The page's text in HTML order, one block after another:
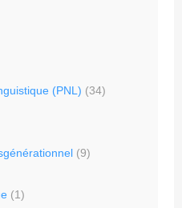
(PNL) (34)
(9)
(1)